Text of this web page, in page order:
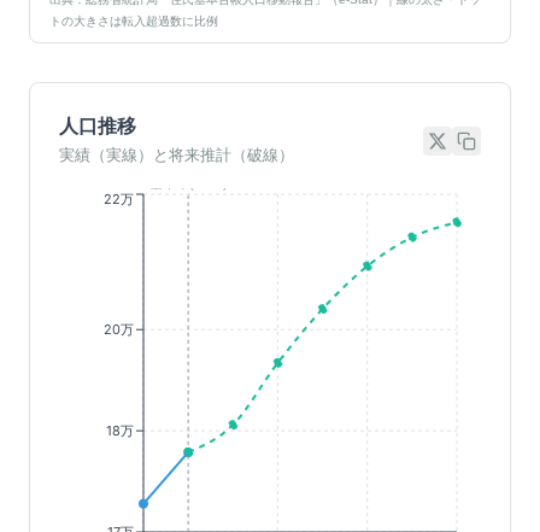
トの大きさは転入超過数に比例
人口推移
実績（実線）と将来推計（破線）
18万
20万
22万